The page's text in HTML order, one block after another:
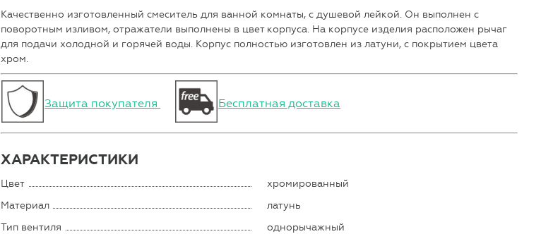
Качественно изготовленный смеситель для ванной комнаты, с душевой лейкой. Он выполнен с
поворотным изливом, отражатели выполнены в цвет корпуса. На корпусе изделия расположен рычаг
для подачи холодной и горячей воды. Корпус полностью изготовлен из латуни, с покрытием цвета
хром.
Защита покупателя Бесплатная доставка
ХАРАКТЕРИСТИКИ
Цвет
хромированный
Материал
латунь
Тип вентиля
однорычажный